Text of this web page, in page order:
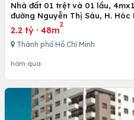
Nhà đất 01 trệt và 01 lầu, 4mx12m ở
đường Nguyễn Thị Sáu, H. Hóc
Hồ Chí Minh
2.2 tỷ· 48m
2
Thành phố Hồ Chí Minh
hôm qua